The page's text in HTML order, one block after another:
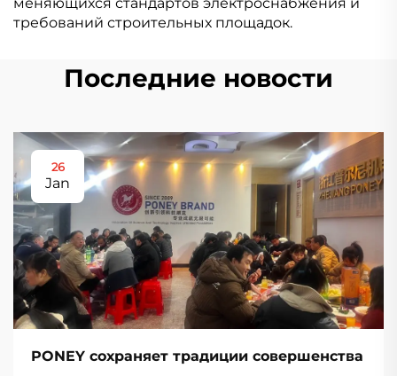
требований строительных площадок.
Последние новости
26
Jan
PONEY сохраняет традиции совершенства